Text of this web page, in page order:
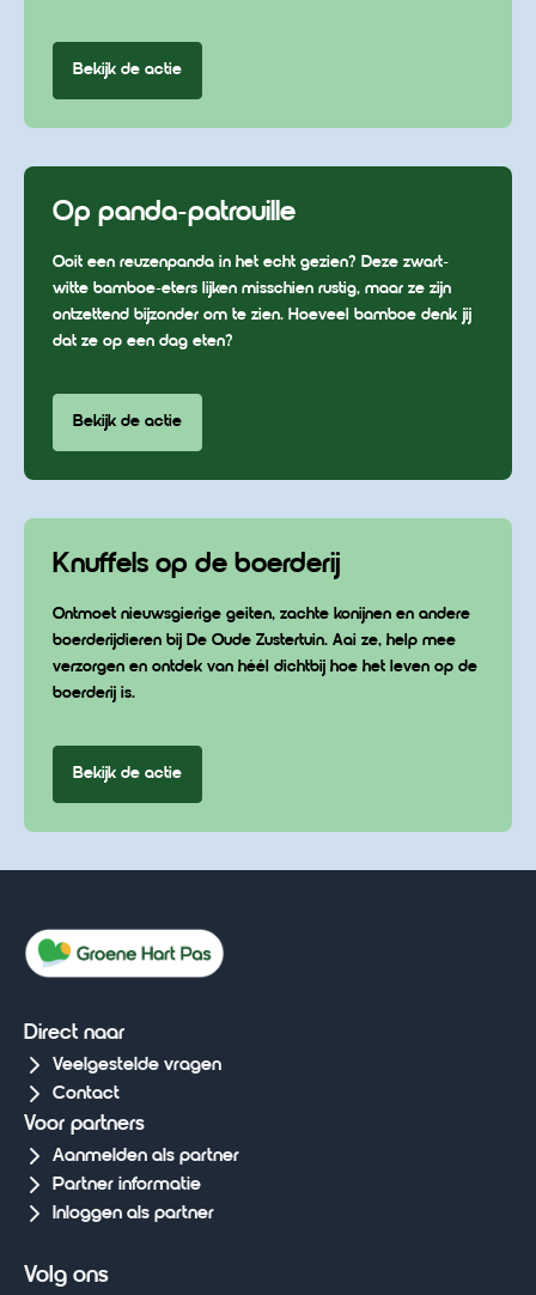
Bekijk de actie
Op panda-patrouille
Ooit een reuzenpanda in het echt gezien? Deze zwart-
witte bamboe-eters lijken misschien rustig, maar ze zijn
ontzettend bijzonder om te zien. Hoeveel bamboe denk jij
dat ze op een dag eten?
Bekijk de actie
Knuffels op de boerderij
Ontmoet nieuwsgierige geiten, zachte konijnen en andere
boerderijdieren bij De Oude Zustertuin. Aai ze, help mee
verzorgen en ontdek van héél dichtbij hoe het leven op de
boerderij is.
Bekijk de actie
Direct naar
Veelgestelde vragen
Contact
Voor partners
Aanmelden als partner
Partner informatie
Inloggen als partner
Volg ons